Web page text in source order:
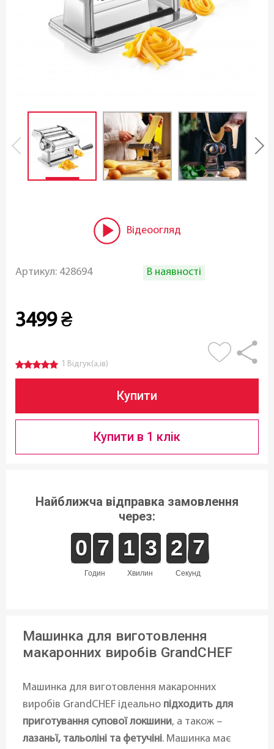
Відеоогляд
Артикул: 428694 В наявності
3499 ₴
1 Відгук(а,ів)
Купити
Купити в 1 клік
Найближча відправка замовлення
через:
годин
9
9
0
0 6
6
7
7
хвилин
1
1
1
1 2
2
3
3
секунд
3
2
2 7
7
6
Машинка для виготовлення
макаронних виробів GrandCHEF
Машинка для виготовлення макаронних
виробів GrandCHEF ідеально підходить для
приготування супової локшини, а також –
лазаньї, тальоліні та фетучіні. Машинка має